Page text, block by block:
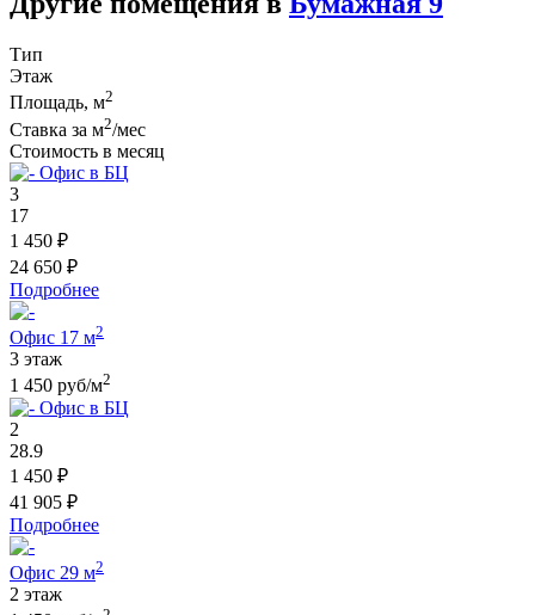
Тип
Этаж
Площадь, м2
Ставка за м2/мес
Стоимость в месяц
Офис в БЦ
3
17
1 450 ₽
24 650 ₽
Подробнее
Офис 17 м2
3 этаж
1 450 руб/м2
Офис в БЦ
2
28.9
1 450 ₽
41 905 ₽
Подробнее
Офис 29 м2
2 этаж